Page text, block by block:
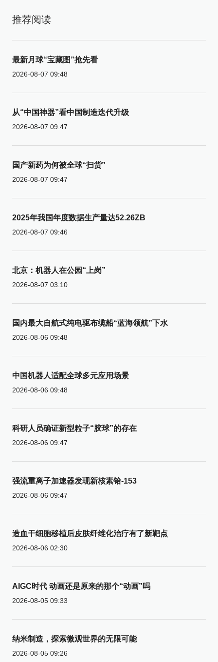
推荐阅读
最新月球“宝藏图”抢先看
2026-08-07 09:48
从“中国神器”看中国制造迭代升级
2026-08-07 09:47
国产新药为何被全球“扫货”
2026-08-07 09:47
2025年我国年度数据生产量达52.26ZB
2026-08-07 09:46
北京：机器人在公园“上岗”
2026-08-07 03:10
国内最大自航式纯电驱布缆船“蓝海领航”下水
2026-08-06 09:48
中国机器人适配全球多元应用场景
2026-08-06 09:48
科研人员确证新型粒子“胶球”的存在
2026-08-06 09:47
强流重离子加速器发现新核素铪-153
2026-08-06 09:47
造血干细胞移植后皮肤纤维化治疗有了新靶点
2026-08-06 02:30
AIGC时代 动画还是原来的那个“动画”吗
2026-08-05 09:33
纳米制造，探索微观世界的无限可能
2026-08-05 09:26